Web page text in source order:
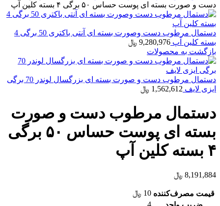
دست و صورت بسته ای پوست حساس ۵۰ برگی ۴ بسته کلین آپ
دستمال مرطوب دست وصورت بسته ای آنتی باکتری 50 برگی 4
بسته کلین آپ 9,280,976 ﷼
بازگشت به محصولات
دستمال مرطوب دست و صورت بسته ای بزرگسال لوندر 70 برگی
ایزی لایف 1,562,612 ﷼
دستمال مرطوب دست و صورت
بسته ای پوست حساس ۵۰ برگی
۴ بسته کلین آپ
8,191,884 ﷼
قیمت مصرف‌کننده 10 ﷼
4